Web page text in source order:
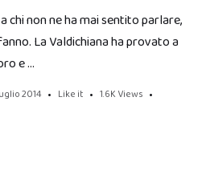
chi non ne ha mai sentito parlare,
La Valdichiana ha provato a
e …
2014 Like it 1.6K Views